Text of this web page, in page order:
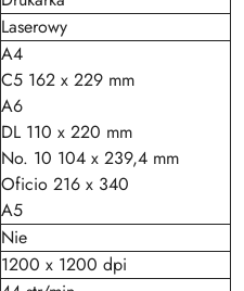
Laserowy
A4
C5 162 x 229 mm
A6
DL 110 x 220 mm
No. 10 104 x 239,4 mm
Oficio 216 x 340
A5
Nie
1200 x 1200 dpi